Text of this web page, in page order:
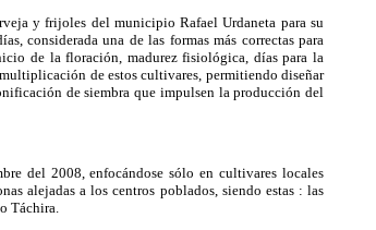
y frijoles del municipio Rafael Urdaneta para su
considerada una de las formas más correctas para
de la floración, madurez fisiológica, días para la
de estos cultivares, permitiendo diseñar
de siembra que impulsen la producción del
del 2008, enfocándose sólo en cultivares locales
alejadas a los centros poblados, siendo estas : las
Táchira.